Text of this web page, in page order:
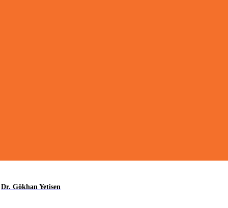
Dr. Gökhan Yetisen